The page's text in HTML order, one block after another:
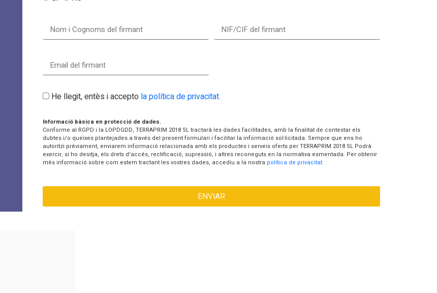
He llegit, entès i accepto la política de privacitat.
Informació bàsica en protecció de dades.
Conforme al RGPD i la LOPDGDD, TERRAPRIM 2018 SL tractarà les dades facilitades, amb la finalitat de contestar els
dubtes i/o queixes plantejades a través del present formulari i facilitar la informació sol·licitada. Sempre que ens ho
autoritzi prèviament, enviarem informació relacionada amb els productes i serveis oferts per TERRAPRIM 2018 SL Podrà
exercir, si ho desitja, els drets d'accés, rectificació, supressió, i altres reconeguts en la normativa esmentada. Per obtenir
més informació sobre com estem tractant les vostres dades, accediu a la nostra política de privacitat.
ENVIAR